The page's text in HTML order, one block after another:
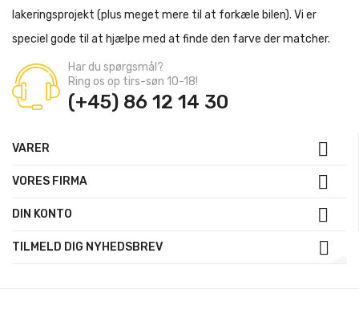
lakeringsprojekt (plus meget mere til at forkæle bilen). Vi er
speciel gode til at hjælpe med at finde den farve der matcher.
Har du spørgsmål?
Ring os op tirs-søn 10-18!
(+45) 86 12 14 30
VARER 
VORES FIRMA 
DIN KONTO 
TILMELD DIG NYHEDSBREV 